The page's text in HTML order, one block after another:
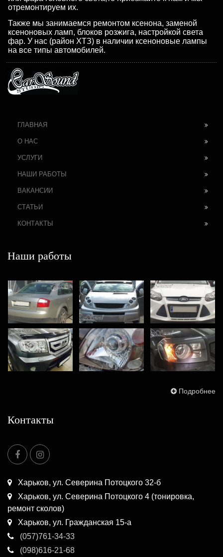
отремонтируем их.
Также мы занимаемся ремонтом ксенона, заменой
ксеноновых ламп, блоков розжига, настройкой света
фар. У нас (район ХТЗ) в наличии ксеноновые лампы
на все типы автомобилей.
ГЛАВНАЯ
О НАС
УСЛУГИ
НАШИ РАБОТЫ
ВАКАНСИИ
СТАТЬИ
КОНТАКТЫ
Наши работы
Подробнее
Контакты
Харьков, ул. Северина Потоцкого 32-б
Харьков, ул. Северина Потоцкого 4 (тонировка,
ремонт сколов)
Харьков, ул. Гражданская 15-а
(057)761-34-33
(098)616-21-68